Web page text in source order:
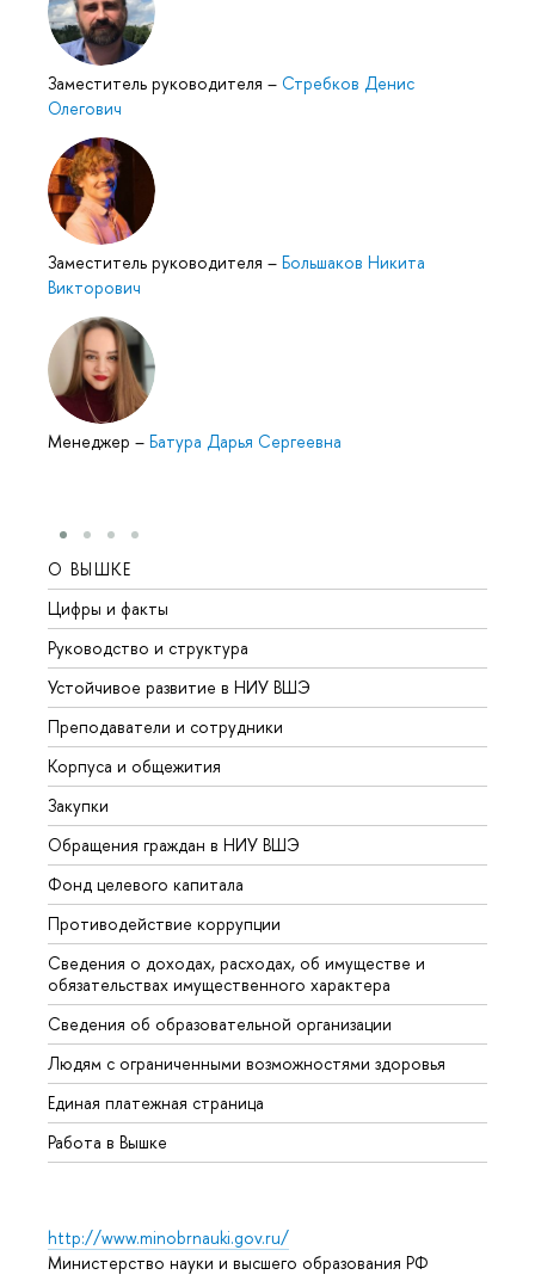
Заместитель руководителя – Стребков Денис
Олегович
Заместитель руководителя – Большаков Никита
Викторович
Менеджер – Батура Дарья Сергеевна
О ВЫШКЕ
Цифры и факты
Руководство и структура
Устойчивое развитие в НИУ ВШЭ
Преподаватели и сотрудники
Корпуса и общежития
Закупки
Обращения граждан в НИУ ВШЭ
Фонд целевого капитала
Противодействие коррупции
Сведения о доходах, расходах, об имуществе и
обязательствах имущественного характера
Сведения об образовательной организации
Людям с ограниченными возможностями здоровья
Единая платежная страница
Работа в Вышке
http://www.minobrnauki.gov.ru/
Министерство науки и высшего образования РФ